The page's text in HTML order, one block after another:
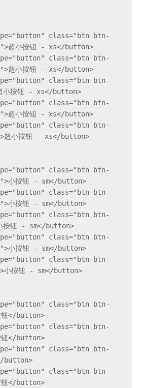
超小按钮 - xs</button>
超小按钮 - xs</button>
按钮 - xs</button>
超小按钮 - xs</button>
超小按钮 - xs</button>
小按钮 - sm</button>
小按钮 - sm</button>
钮 - sm</button>
小按钮 - sm</button>
小按钮 - sm</button>
钮</button>
钮</button>
button>
钮</button>